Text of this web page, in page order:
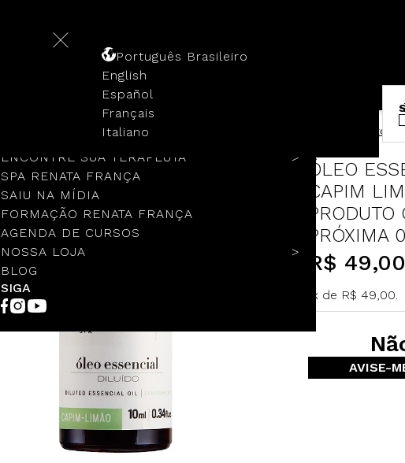
NOSSA HISTÓRIA
ENCONTRE SUA TERAPEUTA
SPA RENATA FRANÇA
SAIU NA MÍDIA
FORMAÇÃO RENATA FRANÇA
AGENDA DE CURSOS
NOSSA LOJA
BLOG
SIGA
Português Brasileiro
English
Español
Français
Italiano
ÓLEO ESSENCIAL DILUÍDO DE CAPIM LIMÃO 10ml - Produto
ÓLEO
CAPIM
PRÓXIMA
R$ 49,00
1x de R$ 49,00.
AVISE-